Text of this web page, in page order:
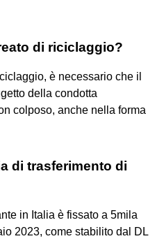
di riciclaggio?
è necessario che il
della condotta
colposo, anche nella forma
di trasferimento di
in Italia è fissato a 5mila
2023, come stabilito dal DL